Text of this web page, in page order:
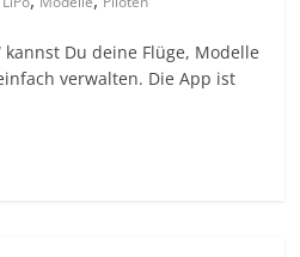
Du deine Flüge, Modelle
verwalten. Die App ist